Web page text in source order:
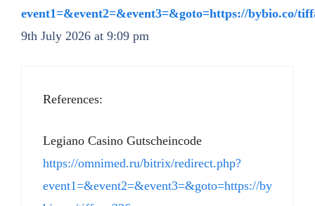
event1=&event2=&event3=&goto=https://bybio.co/
9th July 2026 at 9:09 pm
References:
Legiano Casino Gutscheincode
https://omnimed.ru/bitrix/redirect.php?
event1=&event2=&event3=&goto=https://by